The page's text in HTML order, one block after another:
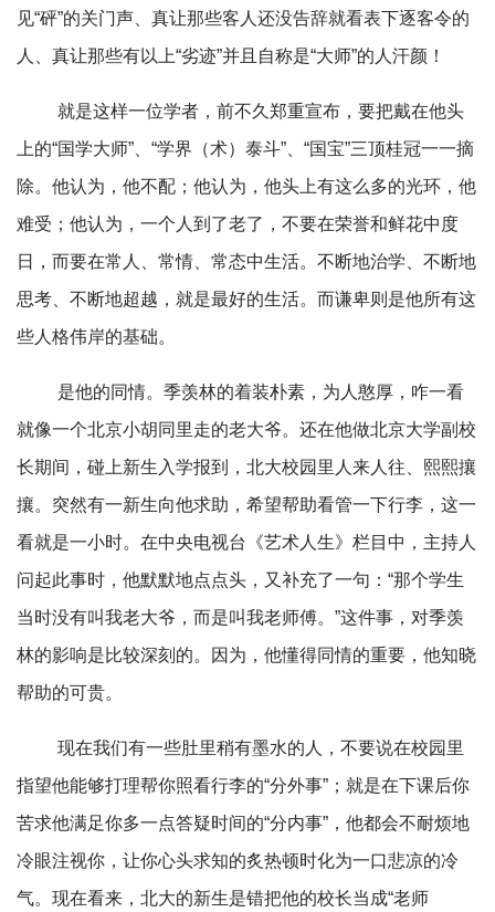
见“砰”的关门声、真让那些客人还没告辞就看表下逐客令的
人、真让那些有以上“劣迹”并且自称是“大师”的人汗颜！
就是这样一位学者，前不久郑重宣布，要把戴在他头
上的“国学大师”、“学界（术）泰斗”、“国宝”三顶桂冠一一摘
除。他认为，他不配；他认为，他头上有这么多的光环，他
难受；他认为，一个人到了老了，不要在荣誉和鲜花中度
日，而要在常人、常情、常态中生活。不断地治学、不断地
思考、不断地超越，就是最好的生活。而谦卑则是他所有这
些人格伟岸的基础。
是他的同情。季羡林的着装朴素，为人憨厚，咋一看
就像一个北京小胡同里走的老大爷。还在他做北京大学副校
长期间，碰上新生入学报到，北大校园里人来人往、熙熙攘
攘。突然有一新生向他求助，希望帮助看管一下行李，这一
看就是一小时。在中央电视台《艺术人生》栏目中，主持人
问起此事时，他默默地点点头，又补充了一句：“那个学生
当时没有叫我老大爷，而是叫我老师傅。”这件事，对季羡
林的影响是比较深刻的。因为，他懂得同情的重要，他知晓
帮助的可贵。
现在我们有一些肚里稍有墨水的人，不要说在校园里
指望他能够打理帮你照看行李的“分外事”；就是在下课后你
苦求他满足你多一点答疑时间的“分内事”，他都会不耐烦地
冷眼注视你，让你心头求知的炙热顿时化为一口悲凉的冷
气。现在看来，北大的新生是错把他的校长当成“老师